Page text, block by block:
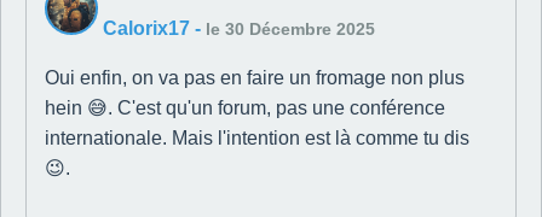
Calorix17 - le 30 Décembre 2025
Oui enfin, on va pas en faire un fromage non plus
hein 😅. C'est qu'un forum, pas une conférence
internationale. Mais l'intention est là comme tu dis
😉.